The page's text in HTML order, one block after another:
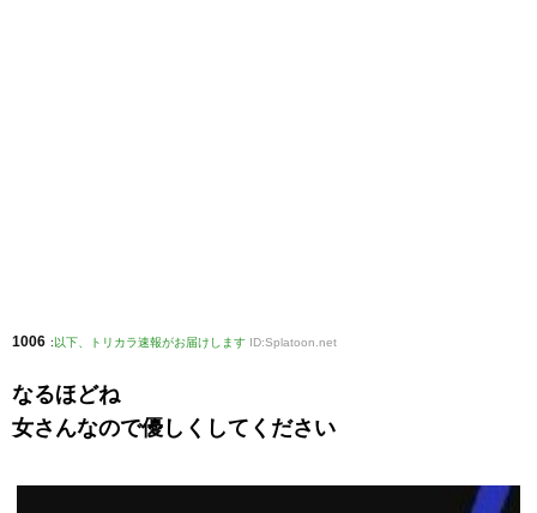
1006 :以下、トリカラ速報がお届けします ID:Splatoon.net
なるほどね
女さんなので優しくしてください